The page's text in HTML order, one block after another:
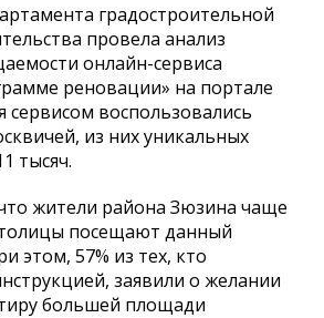
градостроительной
провела анализ
онлайн-сервиса
реновации» на портале
сервисом воспользовались
из них уникальных
тысяч.
жители района Зюзина чаще
посещают данный
этом, 57% из тех, кто
заявили о желании
большей площади